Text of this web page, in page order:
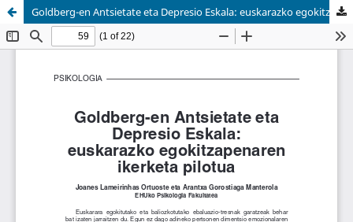
Goldberg-en Antsietate eta Depresio Eskala: euskarazko egokitzapenaren ikerketa pilotua